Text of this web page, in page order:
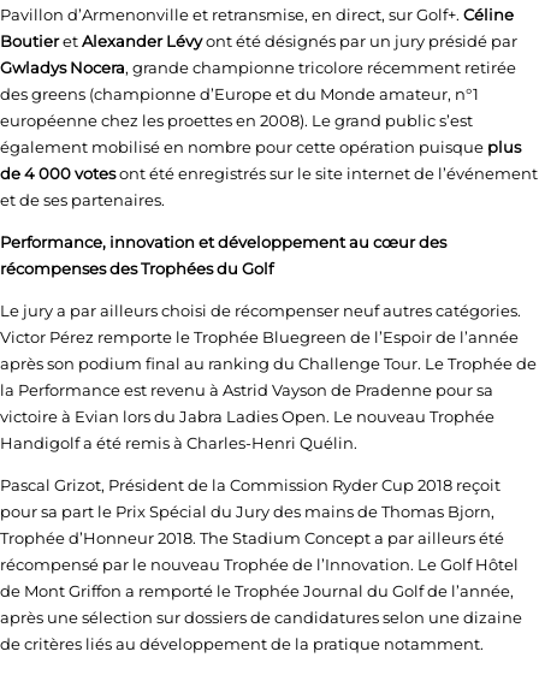
Pavillon d’Armenonville et retransmise, en direct, sur Golf+. Céline
BoutieretAlexander Lévyont été désignés par un jury présidé par
Gwladys Nocera, grande championne tricolore récemment retirée
des greens (championne d’Europe et du Monde amateur, n°1
européenne chez les proettes en 2008). Le grand public s’est
également mobilisé en nombre pour cette opération puisque plus
de 4 000 votesont été enregistrés sur le site internet de l’événement
et de ses partenaires.
Performance, innovation et développement au cœur des
récompenses des Trophées du Golf
Le jury a par ailleurs choisi de récompenser neuf autres catégories.
Victor Pérez remporte le Trophée Bluegreen de l’Espoir de l’année
après son podium final au ranking du Challenge Tour. Le Trophée de
la Performance est revenu à Astrid Vayson de Pradenne pour sa
victoire à Evian lors du Jabra Ladies Open. Le nouveau Trophée
Handigolf a été remis à Charles-Henri Quélin.
Pascal Grizot, Président de la Commission Ryder Cup 2018 reçoit
pour sa part le Prix Spécial du Jury des mains de Thomas Bjorn,
Trophée d’Honneur 2018. The Stadium Concept a par ailleurs été
récompensé par le nouveau Trophée de l’Innovation. Le Golf Hôtel
de Mont Griffon a remporté le Trophée Journal du Golf de l’année,
après une sélection sur dossiers de candidatures selon une dizaine
de critères liés au développement de la pratique notamment.